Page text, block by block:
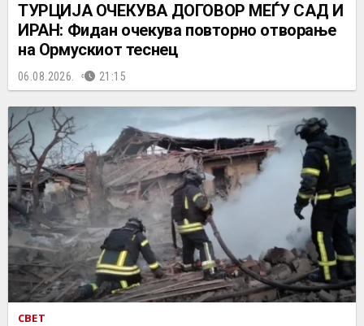
ТУРЦИЈА ОЧЕКУВА ДОГОВОР МЕЃУ САД И
ИРАН: Фидан очекува повторно отворање
на Ормускиот теснец
06.08.2026. 21:15
СВЕТ